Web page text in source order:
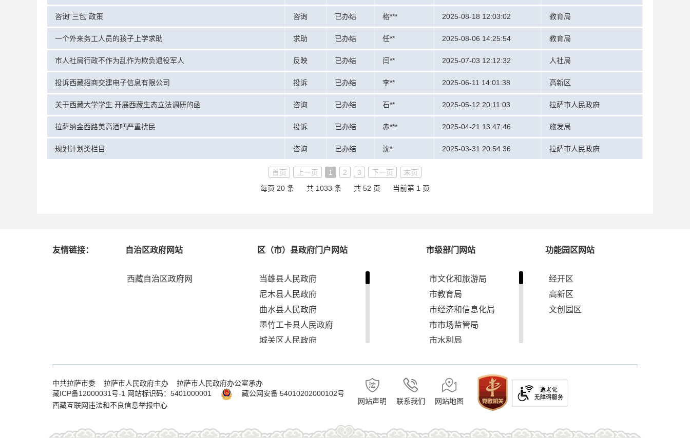
咨询“三包”政策 咨询 已办结 格*** 2025-08-18 12:03:02 教育局
一个外来务工人员的孩子上学求助 求助 已办结 任** 2025-08-06 14:25:54 教育局
市人社局行政不作为乱作为欺负退役军人 反映 已办结 闫** 2025-07-03 12:12:32 人社局
投诉西藏招商交建电子信息有限公司 投诉 已办结 李** 2025-06-11 14:01:38 高新区
关于西藏大学学生 开展西藏生态立法调研的函 咨询 已办结 石** 2025-05-12 20:11:03 拉萨市人民政府
拉萨纳金西路美高酒吧严重扰民 投诉 已办结 赤*** 2025-04-21 13:47:46 旅发局
规划计划类栏目 咨询 已办结 沈* 2025-03-31 20:54:36 拉萨市人民政府
首页 上一页 1 2 3 下一页
末页
每页 20 条
共 1033 条 共 52 页 当前第 1 页
友情链接： 自治区政府网站 区（市）县政府门户网站 市级部门网站 功能园区网站
西藏自治区政府网
当雄县人民政府
尼木县人民政府
曲水县人民政府
墨竹工卡县人民政府
城关区人民政府
堆龙德庆区人民政府
市文化和旅游局
市教育局
市经济和信息化局
市市场监管局
市水利局
市林业和草原局
市自然资源局
市农业农村局
经开区
高新区
文创园区
中共拉萨市委 拉萨市人民政府主办 拉萨市人民政府办公室承办
藏ICP备12000031号-1 网站标识码：5401000001
藏公网安备 54010202000102号
西藏互联网违法和不良信息举报中心
网站声明 联系我们 网站地图